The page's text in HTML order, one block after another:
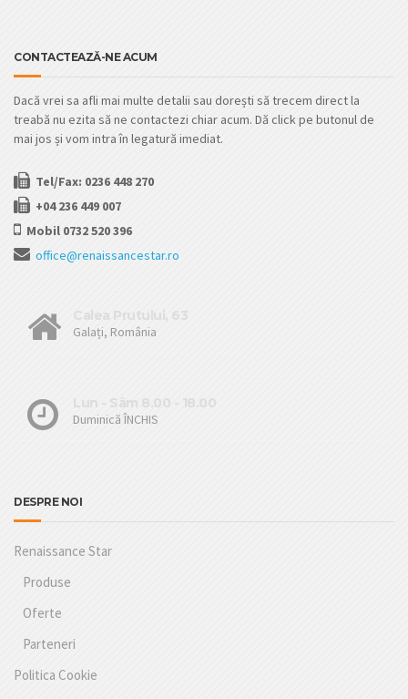
CONTACTEAZĂ-NE ACUM
Dacă vrei sa afli mai multe detalii sau dorești să trecem direct la
treabă nu ezita să ne contactezi chiar acum. Dă click pe butonul de
mai jos și vom intra în legatură imediat.
Tel/Fax: 0236 448 270
+04 236 449 007
Mobil 0732 520 396
office@renaissancestar.ro
Galați, România
Duminică ÎNCHIS
DESPRE NOI
Renaissance Star
Produse
Oferte
Parteneri
Politica Cookie